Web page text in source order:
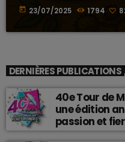
today 23/07/2025 1794
DERNIÈRES PUBLICATIONS
40e Tour de
une édition
passion et